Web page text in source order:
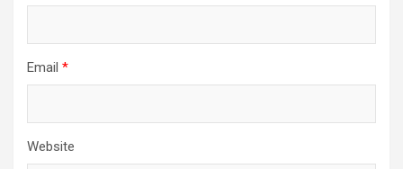
Email *
Website